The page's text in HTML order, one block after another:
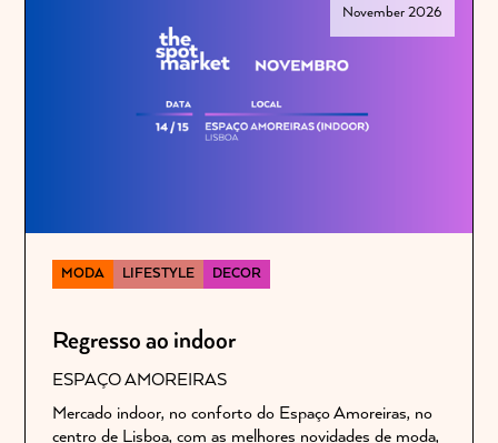
November 2026
MODA LIFESTYLE DECOR
Regresso ao indoor
ESPAÇO AMOREIRAS
Mercado indoor, no conforto do Espaço Amoreiras, no
centro de Lisboa, com as melhores novidades de moda,